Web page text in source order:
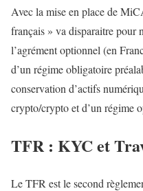
Avec la mise en place de
français » va disparaitre pour
l’agrément optionnel (en
d’un régime obligatoire
conservation d’actifs
crypto/crypto et d’un régime
TFR : KYC et
Le TFR est le second